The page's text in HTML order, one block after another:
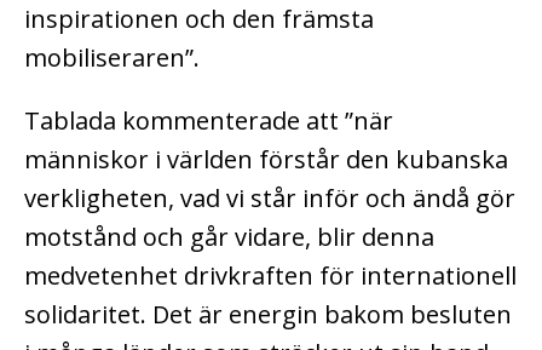
inspirationen och den främsta
mobiliseraren”.
Tablada kommenterade att ”när
människor i världen förstår den kubanska
verkligheten, vad vi står inför och ändå gör
motstånd och går vidare, blir denna
medvetenhet drivkraften för internationell
solidaritet. Det är energin bakom besluten